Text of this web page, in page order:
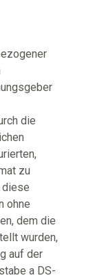
die
zu
diese
ohne
dem die
wurden,
auf der
a DS-